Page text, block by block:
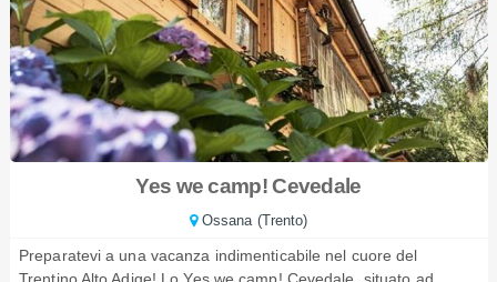
Yes we camp! Cevedale
Ossana (Trento)
Preparatevi a una vacanza indimenticabile nel cuore del
Trentino Alto Adige! Lo Yes we camp! Cevedale, situato ad